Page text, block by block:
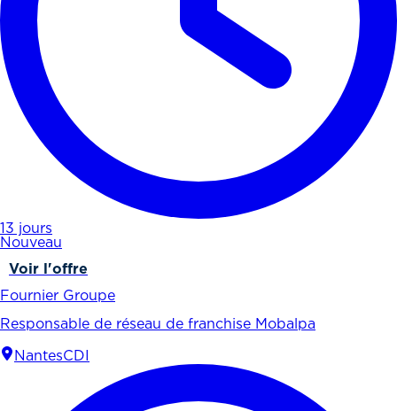
13 jours
Nouveau
Voir l'offre
Fournier Groupe
Responsable de réseau de franchise Mobalpa
NantesCDI